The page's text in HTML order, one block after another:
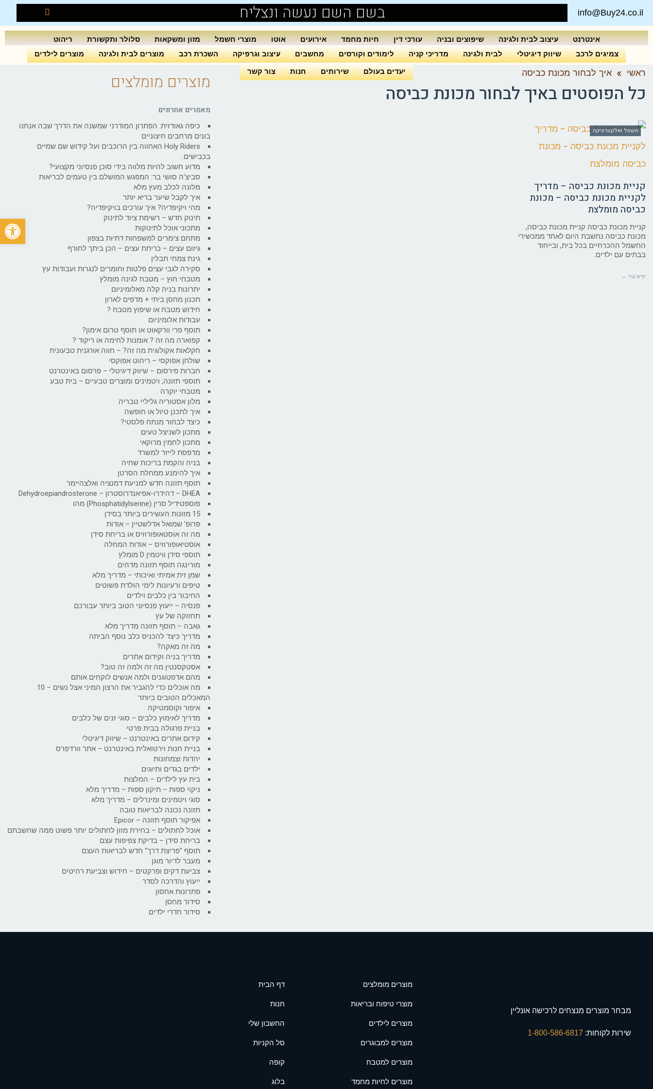
info@Buy24.co.il בשם השם נעשה ונצליח
אינטרנט עיצוב לבית ולגינה שיפוצים ובניה עורכי דין חיות מחמד אירועים אוטו מוצרי חשמל מזון ומשקאות סלולר ותקשורת
ריהוט
צמיגים לרכב
שיווק דיגיטלי לבית ולגינה מדריכי קניה לימודים וקורסים מחשבים עיצוב וגרפיקה השכרת רכב מוצרים לבית ולגינה מוצרים לילדים
יעדים בעולם שירותים חנות צור קשר ראשי » איך לבחור מכונת כביסה
כל הפוסטים באיך לבחור מכונת כביסה
חשמל ואלקטרוניקה
קניית מכונת כביסה – מדריך
לקניית מכונת כביסה – מכונת
כביסה מומלצת
קניית מכונת כביסה קניית מכונת כביסה,
מכונת כביסה נחשבת היום לאחד ממכשירי
החשמל ההכרחיים בכל בית, ובייחוד
בבתים עם ילדים.
קרא עוד ←
מוצרים מומלצים
מאמרים אחרונים
כיפה גאודזית: הפתרון המודרני שמשנה את הדרך שבה אנחנו
בונים מרחבים חיצוניים
Holy Riders האחווה בין הרוכבים ועל קידוש שם שמיים
בכבישים.
מדוע חשוב להיות מלווה בידי סוכן פנסיוני מקצועי?
סביצ'ה סושי בר: המפגש המושלם בין טעמים לבריאות
מלונה לכלב מעץ מלא
איך לקבל שיער בריא יותר
מהי ויקיפדיה? איך עורכים בויקיפדיה?
תינוק חדש – רשימת ציוד לתינוק
מתכוני אוכל לתינוקות
מתחם צימרים למשפחות דתיות בצפון
גיזום עצים – כריתת עצים – הכן ביתך לחורף
גינת צמחי תבלין
סקירה לגבי עצים פלטות וחומרים לנגרות ועבודות עץ
מטבחי חוץ – מטבח לגינה מומלץ
יתרונות בניה קלה מאלומיניום
תכנון מחסן ביתי + מדפים לארון
חידוש מטבח או שיפוץ מטבח ?
עבודות אלומיניום
תוסף פרי וורקאוט או תוסף טרום אימון?
קפוארה מה זה ? אומנות לחימה או ריקוד ?
חקלאות אקולוגית מה זה? – חווה אורגנית טבעונית
שולחן אפוקסי – ריהוט אפוקסי
חברות פירסום – שיווק דיגיטלי – פרסום באינטרנט
תוספי תזונה, ויטמינים ומוצרים טבעיים – בית טבע
מטבחי יוקרה
מלון אסטוריה גליליי טבריה
איך לתכנן טיול או חופשה
כיצד לבחור מנתח פלסטי?
מתכון לשניצל טעים
מתכון לחמין מרוקאי
מדפסת לייזר למשרד
בניה והקמת בריכות שחיה
איך להימנע ממחלת הסרטן
תוסף תזונה חדש למניעת דמנציה ואלצהיימר
DHEA – דהידרו-אפיאנדרוסטרון – Dehydroepiandrosterone
פוספטידיל סרין (Phosphatidylserine) מהו
15 מזונות העשירים ביותר בסידן
פרופ' שמואל אדלשטיין – אודות
מה זה אוסטאופורוזיס או בריחת סידן
אוסטיאופורוזיס – אודות המחלה
תוספי סידן וויטמין D מומלץ
מורינגה תוסף תזונה מדהים
שמן זית אמיתי ואיכותי – מדריך מלא
טיפים ורעיונות לימי הולדת פשוטים
החיבור בין כלבים וילדים
פנסיה – ייעוץ פנסיוני הטוב ביותר עבורכם
תחזוקה של עץ
גאבה – תוסף תזונה מדריך מלא
מדריך כיצד להכניס כלב נוסף הביתה
מה זה מאקה?
מדריך בניה וקידום אתרים
אסטקסנטין מה זה ולמה זה טוב?
מהם אדפטוגנים ולמה אנשים לוקחים אותם
מה אוכלים כדי להגביר את הרצון המיני אצל נשים – 10
המאכלים הטובים ביותר
איפור וקוסמטיקה
מדריך לאימוץ כלבים – סוגי זנים של כלבים
בניית פרגולה בבית פרטי
קידום אתרים באינטרנט – שיווק דיגיטלי
בניית חנות וירטואלית באינטרנט – אתר וורדפרס
יהדות וצמחונות
ילדים בגדים ותיוגים
בית עץ לילדים – המלצות
ניקוי ספות – תיקון ספות – מדריך מלא
סוגי ויטמינים ומינרלים – מדריך מלא
תזונה נכונה לבריאות טובה
אפיקור תוסף תזונה – Epicor
אוכל לחתולים – בחירת מזון לחתולים יותר פשוט ממה שחשבתם
בריחת סידן – בדיקת צפיפות עצם
תוסף "פריצת דרך" חדש לבריאות העצם
מעבר לדיור מוגן
צביעת דקים ופרקטים – חידוש וצביעת רהיטים
ייעוץ והדרכה לסדר
פתרונות אחסון
סידור מחסן
סידור חדרי ילדים
מבחר מוצרים מנצחים לרכישה אונליין
שירות לקוחות:
מוצרים מומלצים
מוצרי טיפוח ובריאות
מוצרים לילדים
מוצרים למבוגרים
מוצרים למטבח
מוצרים לחיות מחמד
דף הבית
חנות
החשבון שלי
סל הקניות
קופה
בלוג